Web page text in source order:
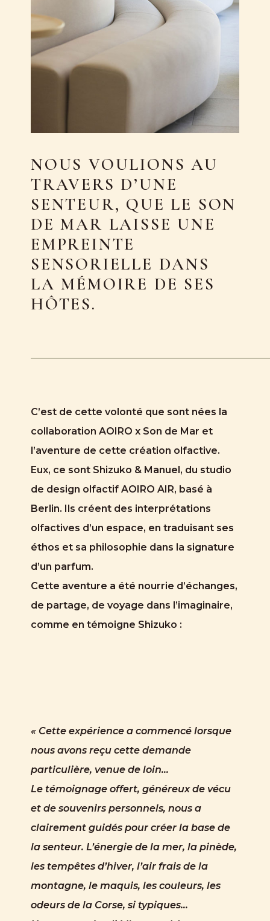
NOUS VOULIONS AU
TRAVERS D’UNE
SENTEUR, QUE LE SON
DE MAR LAISSE UNE
EMPREINTE
SENSORIELLE DANS
LA MÉMOIRE DE SES
HÔTES.
C’est de cette volonté que sont nées la
collaboration AOIRO x Son de Mar et
l’aventure de cette création olfactive.
Eux, ce sont Shizuko & Manuel, du studio
de design olfactif AOIRO AIR, basé à
Berlin. Ils créent des interprétations
olfactives d’un espace, en traduisant ses
éthos et sa philosophie dans la signature
d’un parfum.
Cette aventure a été nourrie d’échanges,
de partage, de voyage dans l’imaginaire,
comme en témoigne Shizuko :
« Cette expérience a commencé lorsque
nous avons reçu cette demande
particulière, venue de loin…
Le témoignage offert, généreux de vécu
et de souvenirs personnels, nous a
clairement guidés pour créer la base de
la senteur. L’énergie de la mer, la pinède,
les tempêtes d’hiver, l’air frais de la
montagne, le maquis, les couleurs, les
odeurs de la Corse, si typiques…